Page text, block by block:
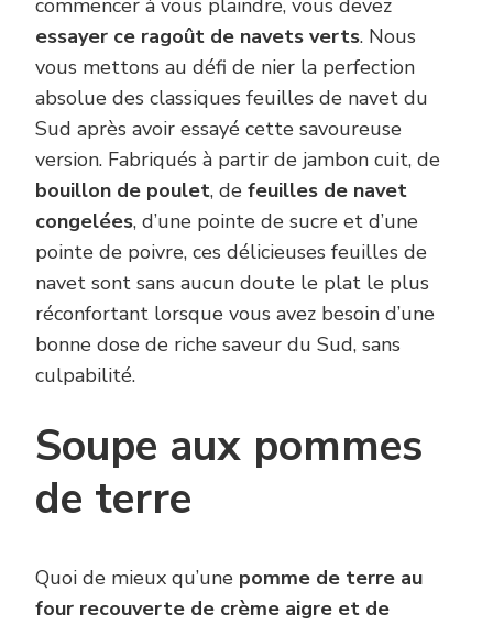
commencer à vous plaindre, vous devez
essayer ce ragoût de navets verts. Nous
vous mettons au défi de nier la perfection
absolue des classiques feuilles de navet du
Sud après avoir essayé cette savoureuse
version. Fabriqués à partir de jambon cuit, de
bouillon de poulet, de feuilles de navet
congelées, d’une pointe de sucre et d’une
pointe de poivre, ces délicieuses feuilles de
navet sont sans aucun doute le plat le plus
réconfortant lorsque vous avez besoin d’une
bonne dose de riche saveur du Sud, sans
culpabilité.
Soupe aux pommes
de terre
Quoi de mieux qu’une pomme de terre au
four recouverte de crème aigre et de